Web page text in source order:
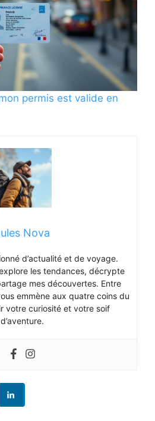
permis est valide en
Nova
d’actualité et de voyage.
les tendances, décrypte
mes découvertes. Entre
emmène aux quatre coins du
votre curiosité et votre soif
d’aventure.